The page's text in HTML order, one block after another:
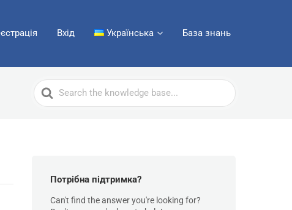
Вхід Українська База знань
Search
For
Потрібна підтримка?
Can't find the answer you're looking for?